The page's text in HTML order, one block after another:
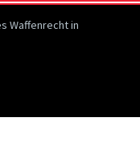
Waffenrecht in